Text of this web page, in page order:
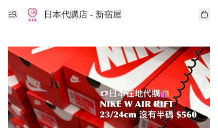
日本代購店 - 新宿屋